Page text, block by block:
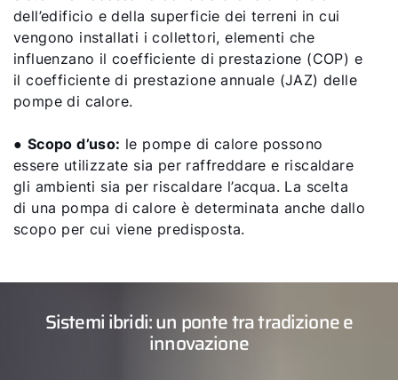
dell’edificio e della superficie dei terreni in cui
vengono installati i collettori, elementi che
influenzano il coefficiente di prestazione (COP) e
il coefficiente di prestazione annuale (JAZ) delle
pompe di calore.
● Scopo d’uso: le pompe di calore possono
essere utilizzate sia per raffreddare e riscaldare
gli ambienti sia per riscaldare l’acqua. La scelta
di una pompa di calore è determinata anche dallo
scopo per cui viene predisposta.
Sistemi ibridi: un ponte tra tradizione e
innovazione